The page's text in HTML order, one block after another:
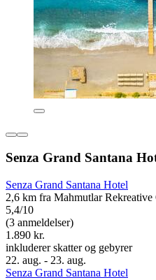
Senza Grand Santana
Senza Grand Santana Hotel
2,6 km fra Mahmutlar Rekreative
5,4/10
(3 anmeldelser)
1.890 kr.
inkluderer skatter og gebyrer
22. aug. - 23. aug.
Senza Grand Santana Hotel